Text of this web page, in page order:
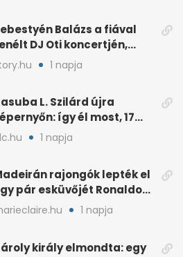
Balázs a fiával
DJ Oti koncertjén,
is van1 napja
L. Szilárd újra
így él most, 17
a lánya
1 napja
rajongók lepték el
pár esküvőjét Ronaldo
1 napja
király elmondta: egy